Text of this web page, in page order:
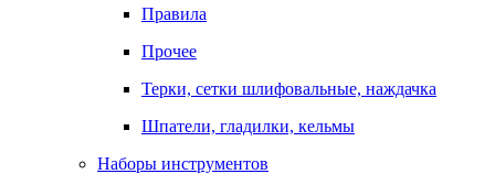
Правила
Прочее
Терки, сетки шлифовальные, наждачка
Шпатели, гладилки, кельмы
Наборы инструментов